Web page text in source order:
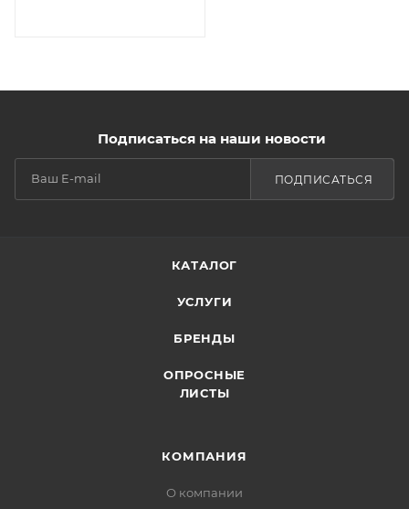
Подписаться на наши новости
ПОДПИСАТЬСЯ
КАТАЛОГ
УСЛУГИ
БРЕНДЫ
ОПРОСНЫЕ
ЛИСТЫ
КОМПАНИЯ
О компании